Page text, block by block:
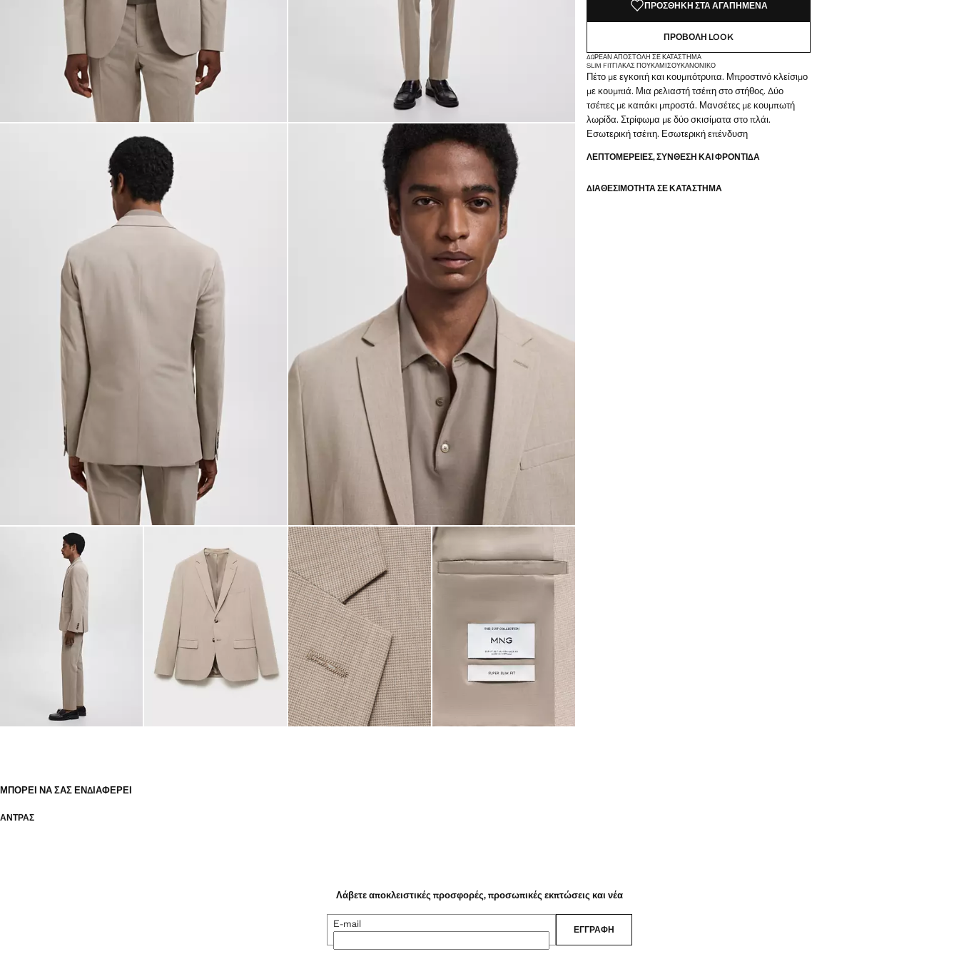
ΠΡΟΣΘΉΚΗ ΣΤΑ ΑΓΑΠΗΜΈΝΑ
ΠΡΟΒΟΛΉ LOOK
ΔΩΡΕΆΝ ΑΠΟΣΤΟΛΉ ΣΕ ΚΑΤΆΣΤΗΜΑ
SLIM FITΓΙΑΚΆΣ ΠΟΥΚΆΜΙΣΟΥΚΑΝΟΝΙΚΌ
Πέτο με εγκοπή και κουμπότρυπα. Μπροστινό κλείσιμο
με κουμπιά. Μια ρελιαστή τσέπη στο στήθος. Δύο
τσέπες με καπάκι μπροστά. Μανσέτες με κουμπωτή
λωρίδα. Στρίφωμα με δύο σκισίματα στο πλάι.
Εσωτερική τσέπη. Εσωτερική επένδυση
ΛΕΠΤΟΜΈΡΕΙΕΣ, ΣΎΝΘΕΣΗ ΚΑΙ ΦΡΟΝΤΊΔΑ
ΔΙΑΘΕΣΙΜΌΤΗΤΑ ΣΕ ΚΑΤΆΣΤΗΜΑ
ΜΠΟΡΕΊ ΝΑ ΣΑΣ ΕΝΔΙΑΦΈΡΕΙ
ΑΝΤΡΑΣ
Λάβετε αποκλειστικές προσφορές, προσωπικές εκπτώσεις και νέα
E-mail ΕΓΓΡΑΦΉ